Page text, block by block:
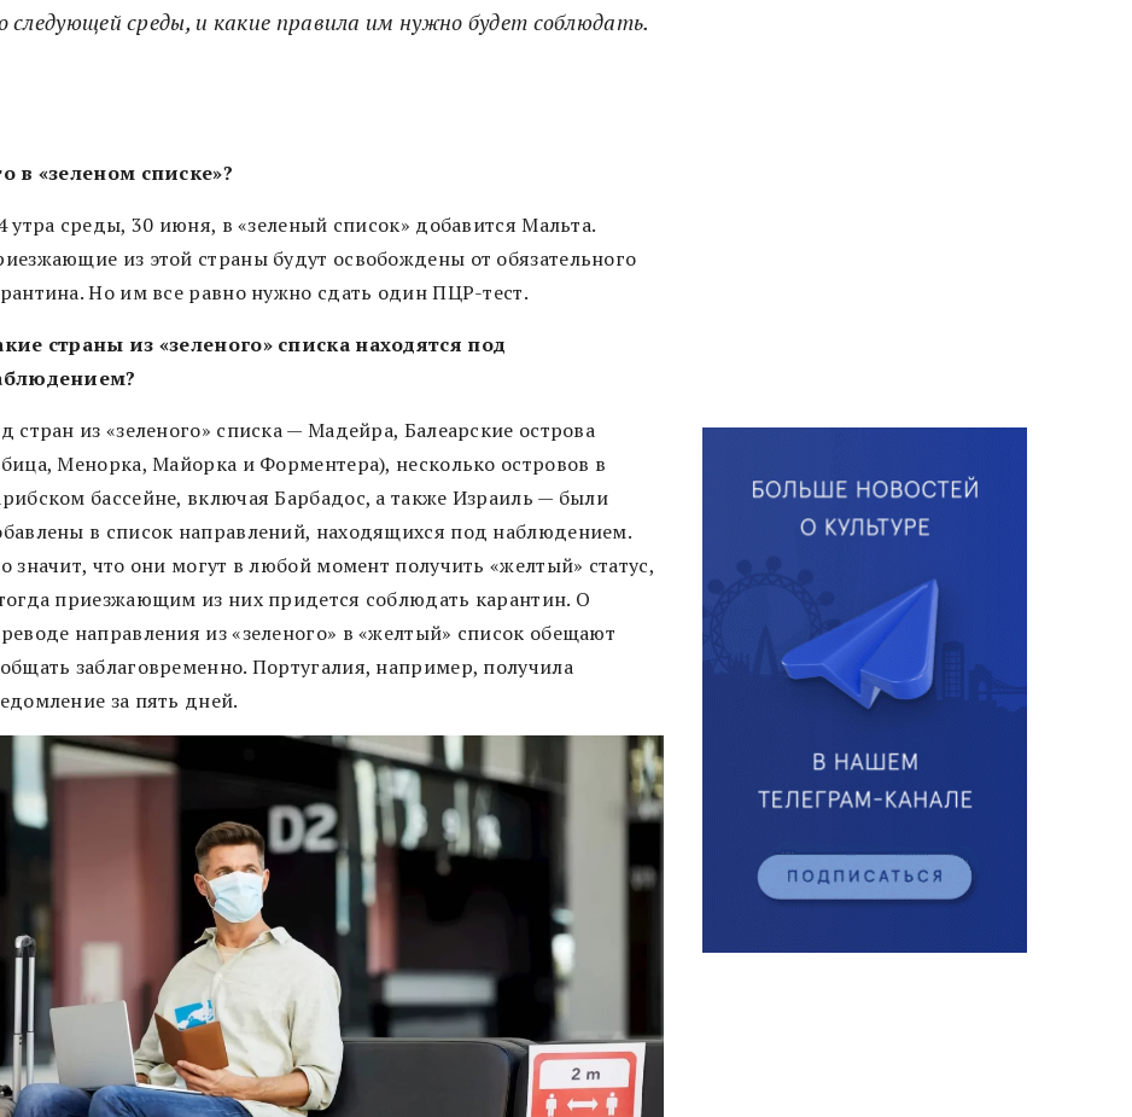
следующей среды, и какие правила им нужно будет соблюдать.
в «зеленом списке»?
утра среды, 30 июня, в «зеленый список» добавится Мальта.
из этой страны будут освобождены от обязательного
Но им все равно нужно сдать один ПЦР-тест.
страны из «зеленого» списка находятся под
стран из «зеленого» списка — Мадейра, Балеарские острова
Менорка, Майорка и Форментера), несколько островов в
бассейне, включая Барбадос, а также Израиль — были
в список направлений, находящихся под наблюдением.
значит, что они могут в любой момент получить «желтый» статус,
приезжающим из них придется соблюдать карантин. О
направления из «зеленого» в «желтый» список обещают
заблаговременно. Португалия, например, получила
за пять дней.